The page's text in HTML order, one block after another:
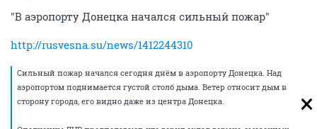
"В аэропорту Донецка начался сильный пожар"
http://rusvesna.su/news/1412244310
Сильный пожар начался сегодня днём в аэропорту Донецка. Над
аэропортом поднимается густой столб дыма. Ветер относит дым в
сторону города, его видно даже из центра Донецка.